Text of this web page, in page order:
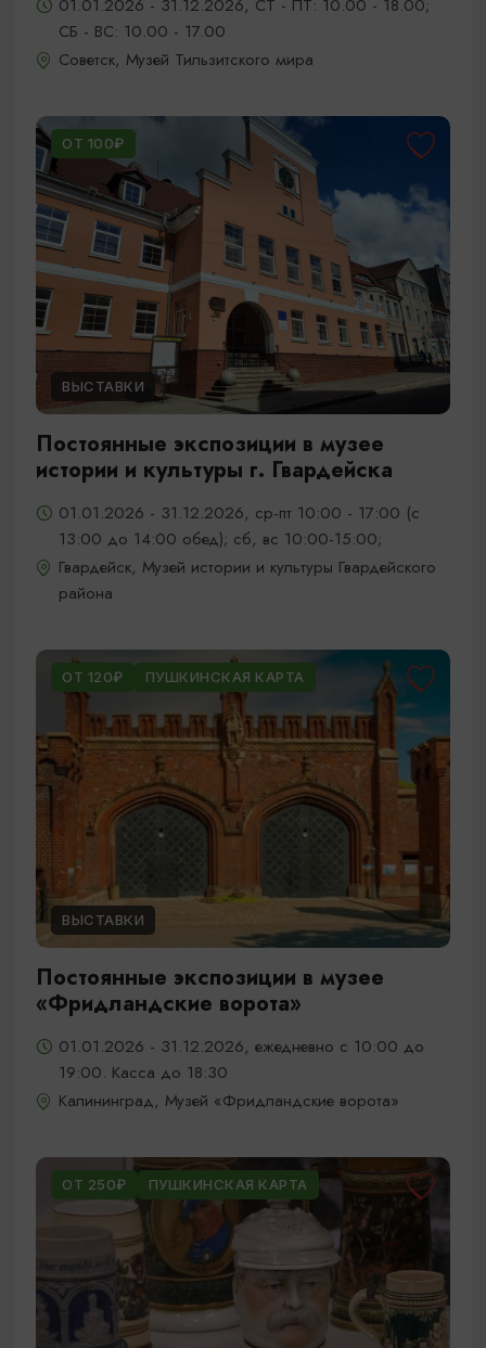
01.01.2026 - 31.12.2026, СТ - ПТ: 10.00 - 18.00;
СБ - ВС: 10.00 - 17.00
Советск, Музей Тильзитского мира
ОТ 100₽
ВЫСТАВКИ
Постоянные экспозиции в музее
истории и культуры г. Гвардейска
01.01.2026 - 31.12.2026, ср-пт 10:00 - 17:00 (с
13:00 до 14:00 обед); сб, вс 10:00-15:00;
Гвардейск, Музей истории и культуры Гвардейского
района
ОТ 120₽ ПУШКИНСКАЯ КАРТА
ВЫСТАВКИ
Постоянные экспозиции в музее
«Фридландские ворота»
01.01.2026 - 31.12.2026, ежедневно с 10:00 до
19:00. Касса до 18:30
Калининград, Музей «Фридландские ворота»
ОТ 250₽ ПУШКИНСКАЯ КАРТА